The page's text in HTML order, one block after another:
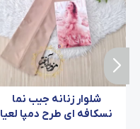
شلوار زنانه جیب نما
نسکافه ای طرح دمپا لعیا